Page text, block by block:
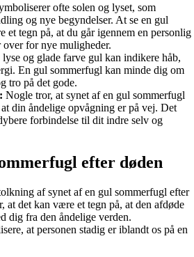
ofte solen og lyset, som
og nye begyndelser. At se en gul
et tegn på, at du går igennem en personlig
for nye muligheder.
lyse og glade farve gul kan indikere håb,
En gul sommerfugl kan minde dig om
tro på det gode.
Nogle tror, at synet af en gul sommerfugl
din åndelige opvågning er på vej. Det
forbindelse til dit indre selv og
efter døden
af synet af en gul sommerfugl efter
at det kan være et tegn på, at den afdøde
dig fra den åndelige verden.
at personen stadig er iblandt os på en